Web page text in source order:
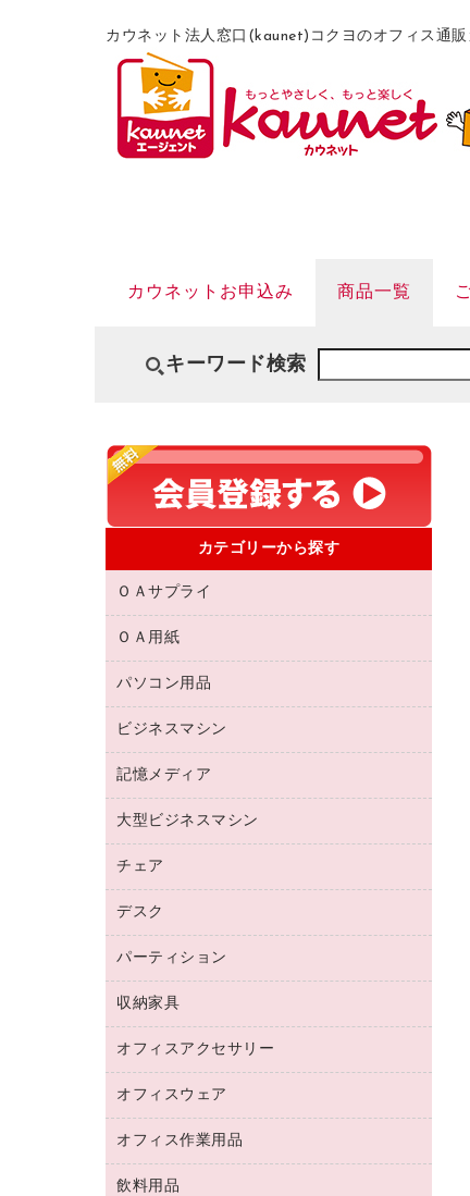
カウネット法人窓口(kaunet)コクヨのオフィス通
カウネットお申込み 商品一覧
キーワード検索
カテゴリーから探す
ＯＡサプライ
互換インクカートリッジ
リサイクルトナー（プール方式）
リサイクルインクカートリッジ
プリンタ用リボン
トナーカートリッジ
コピートナー
インクカートリッジ
ＯＡ用紙
名刺用紙
ワープロ用紙
ラベル用紙
プロッター用紙
ハガキ用紙
その他コピー用紙・プリンタ用紙
コピー用紙
パソコン用品
パソコン周辺機器
マウスパッド
マウス
パソコンバッグ／収納用品
ネットワーク／ＬＡＮ機器
ネットワーク／ＬＡＮアクセサリー
セキュリティ用品
ＵＳＢハブ／ＵＳＢアクセサリー
ＯＡフィルター
ＯＡクリーナー／エアダスター
ビジネスマシン
電話機
レーザープリンタ／複合機
メモリーカード
プロジェクタ
ファクシミリ
デジタルカメラ
スキャナー
コピー機
記憶メディア
ブルーレイディスク
ＣＤ－ＲＷ
ＣＤ－Ｒ
メディア収納用品
大型ビジネスマシン
プリンタ
チェア
応接イス・ベンチ
オフィスチェア
デスク
ミーティングテーブル
デスク
カウンター
パーティション
ホワイトボード・黒板
収納家具
保管庫・書庫
ロッカー・下駄箱
その他収納
オフィスアクセサリー
オフィスアクセサリー
オフィスウェア
医療・介護・ワーキングウェア
ブラウス・シャツ
オフィス作業用品
養生用品
飲料用品